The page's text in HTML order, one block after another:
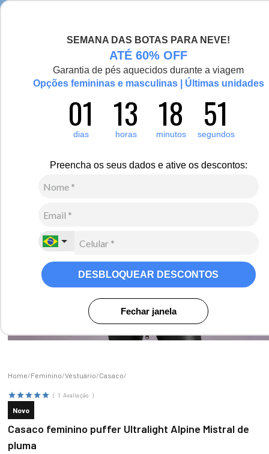
SEMANA DAS BOTAS PARA NEVE!
ATÉ 60% OFF
Garantia de pés aquecidos durante a viagem
Opções femininas e masculinas | Últimas unidades
01
dias 13
horas 18
minutos 50
segundos
Preencha os seus dados e ative os descontos:
DESBLOQUEAR DESCONTOS
Fechar janela
Feminino Vestuário Casaco
1 Avaliação
Novo
Casaco feminino puffer Ultralight Alpine Mistral de
pluma